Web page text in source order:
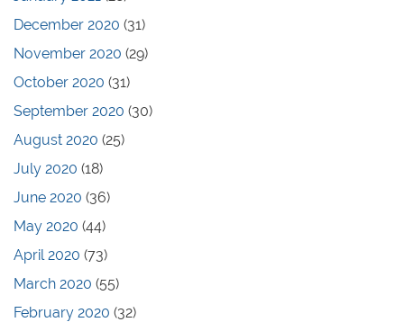
December 2020 (31)
November 2020 (29)
October 2020 (31)
September 2020 (30)
August 2020 (25)
July 2020 (18)
June 2020 (36)
May 2020 (44)
April 2020 (73)
March 2020 (55)
February 2020 (32)